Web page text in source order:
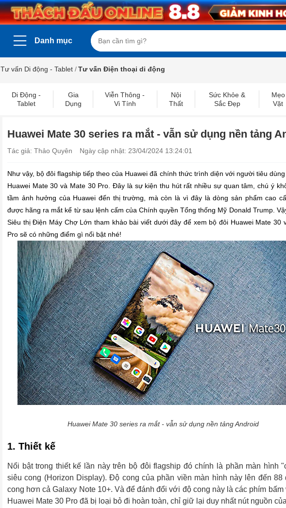
Danh mục
Tư vấn Di động - Tablet /Tư vấn Điện thoại di động
Di Động -
Tablet
Gia
Dụng
Viễn Thông -
Vi Tính
Nội
Thất
Sức Khỏe &
Sắc Đẹp
Mẹo
Vặt
Huawei Mate 30 series ra mắt - vẫn sử dụng nền tảng
Tác giả: Thảo Quyên Ngày cập nhật: 23/04/2024 13:24:01
Như vậy, bộ đôi flagship tiếp theo của Huawei đã chính thức trình diện với người tiêu
Huawei Mate 30 và Mate 30 Pro. Đây là sự kiện thu hút rất nhiều sự quan tâm, chú ý
tầm ảnh hưởng của Huawei đến thị trường, mà còn là vì đây là dòng sản phẩm cao
được hãng ra mắt kể từ sau lệnh cấm của Chính quyền Tổng thống Mỹ Donald Trump.
Siêu thị Điện Máy Chợ Lớn tham khảo bài viết dưới đây để xem bộ đôi Huawei Mate 30
Pro sẽ có những điểm gì nổi bật nhé!
Huawei Mate 30 series ra mắt - vẫn sử dụng nền tảng Android
1. Thiết kế
Nổi bật trong thiết kế lần này trên bộ đôi flagship đó chính là phần màn hình
siêu cong (Horizon Display). Độ cong của phần viền màn hình này lên đến 88
cong hơn cả Galaxy Note 10+. Và để đánh đổi với độ cong này là các phím bấm
Huawei Mate 30 Pro đã bị loại bỏ đi hoàn toàn, chỉ giữ lại duy nhất nút nguồn